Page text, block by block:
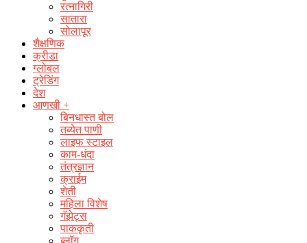
रत्नागिरी
सातारा
सोलापूर
शैक्षणिक
क्रीडा
ग्लोबल
ट्रेडिंग
देश
आणखी +
बिनधास्त बोल
तब्येत पाणी
लाइफ स्टाइल
काम-धंदा
तंत्रज्ञान
क्राईम
शेती
महिला विशेष
गॅझेट्स
पाककृती
ब्लॉग